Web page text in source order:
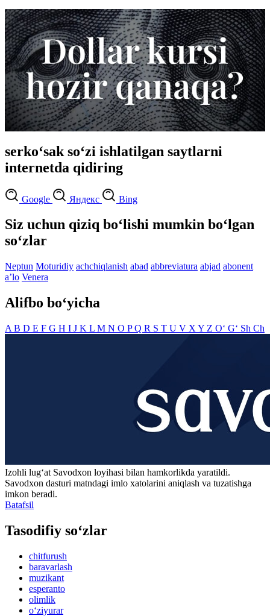
serko‘sak so‘zi ishlatilgan saytlarni
internetda qidiring
Google Яндекс Bing
Siz uchun qiziq bo‘lishi mumkin bo‘lgan
so‘zlar
Neptun Moturidiy achchiqlanish abad abbreviatura abjad abonent
aʼlo Venera
Alifbo bo‘yicha
A B D E F G H I J K L M N O PQ R S T U V X Y Z O‘ G‘ Sh Ch
Izohli lugʻat Savodxon loyihasi bilan hamkorlikda yaratildi.
Savodxon dasturi matndagi imlo xatolarini aniqlash va tuzatishga
imkon beradi.
Batafsil
Tasodifiy so‘zlar
chitfurush
baravarlash
muzikant
esperanto
olimlik
o‘ziyurar